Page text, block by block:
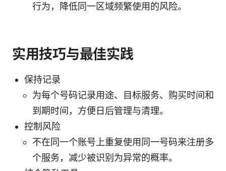
行为，降低同一区域频繁使用的风险。
实用技巧与最佳实践
保持记录
为每个号码记录用途、目标服务、购买时间和
到期时间，方便日后管理与清理。
控制风险
不在同一个账号上重复使用同一号码来注册多
个服务，减少被识别为异常的概率。